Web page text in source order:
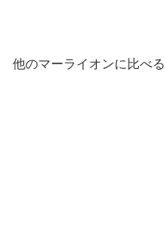
他のマーライオンに比べ